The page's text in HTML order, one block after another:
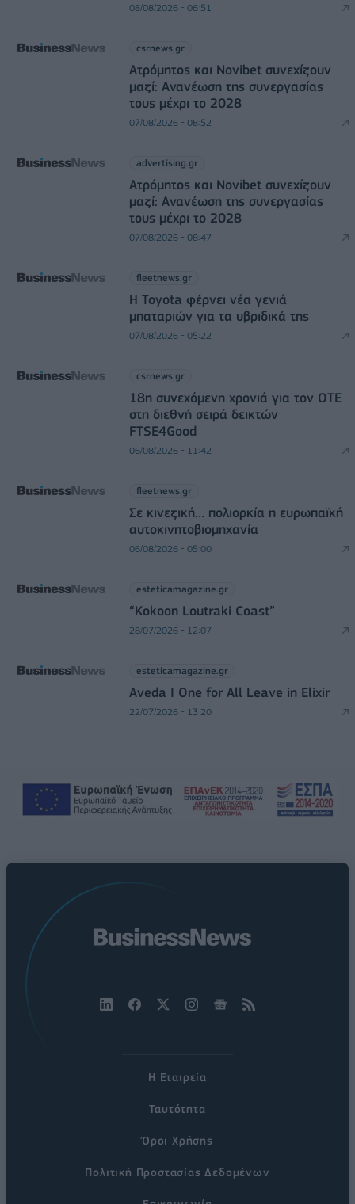
08/08/2026 - 06:51
csrnews.gr
Ατρόμητος και Novibet συνεχίζουν
μαζί: Ανανέωση της συνεργασίας
τους μέχρι το 2028
07/08/2026 - 08:52
advertising.gr
Ατρόμητος και Novibet συνεχίζουν
μαζί: Ανανέωση της συνεργασίας
τους μέχρι το 2028
07/08/2026 - 08:47
fleetnews.gr
Η Toyota φέρνει νέα γενιά
μπαταριών για τα υβριδικά της
07/08/2026 - 05:22
csrnews.gr
18η συνεχόμενη χρονιά για τον ΟΤΕ
στη διεθνή σειρά δεικτών
FTSE4Good
06/08/2026 - 11:42
fleetnews.gr
Σε κινεζική… πολιορκία η ευρωπαϊκή
αυτοκινητοβιομηχανία
06/08/2026 - 05:00
esteticamagazine.gr
“Kokoon Loutraki Coast”
28/07/2026 - 12:07
esteticamagazine.gr
Aveda I One for All Leave in Elixir
22/07/2026 - 13:20
Η Εταιρεία
Ταυτότητα
Όροι Χρήσης
Πολιτική Προστασίας Δεδομένων